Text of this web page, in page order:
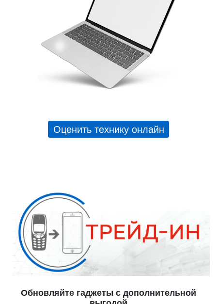
Оценить технику онлайн
Обновляйте гаджеты с дополнительной